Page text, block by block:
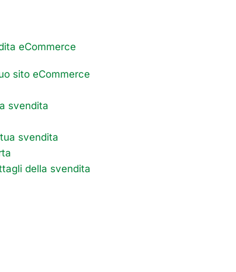
eCommerce
sito eCommerce
svendita
svendita
della svendita